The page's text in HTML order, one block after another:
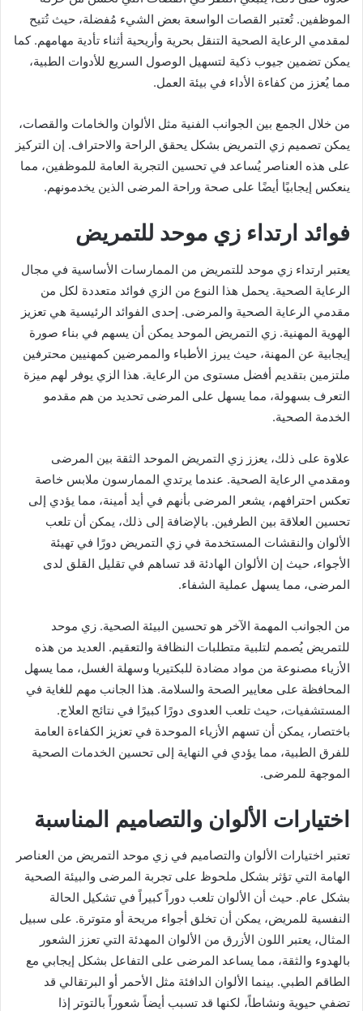
الموظفين. تُعتبر القصات الواسعة بعض الشيء مُفضلة، حيث تُتيح
لمقدمي الرعاية الصحية التنقل بحرية وأريحية أثناء تأدية مهامهم. كما
يمكن تضمين جيوب ذكية لتسهيل الوصول السريع للأدوات الطبية،
مما يُعزز من كفاءة الأداء في بيئة العمل.
من خلال الجمع بين الجوانب الفنية مثل الألوان والخامات والقصات،
يمكن تصميم زي التمريض بشكل يحقق الراحة والاحتراف. إن التركيز
على هذه العناصر يُساعد في تحسين التجربة العامة للموظفين، مما
ينعكس إيجابيًا أيضًا على صحة وراحة المرضى الذين يخدمونهم.
فوائد ارتداء زي موحد للتمريض
يعتبر ارتداء زي موحد للتمريض من الممارسات الأساسية في مجال
الرعاية الصحية. يحمل هذا النوع من الزي فوائد متعددة لكل من
مقدمي الرعاية الصحية والمرضى. إحدى الفوائد الرئيسية هي تعزيز
الهوية المهنية. زي التمريض الموحد يمكن أن يسهم في بناء صورة
إيجابية عن المهنة، حيث يبرز الأطباء والممرضين كمهنيين محترفين
ملتزمين بتقديم أفضل مستوى من الرعاية. هذا الزي يوفر لهم ميزة
التعرف بسهولة، مما يسهل على المرضى تحديد من هم مقدمو
الخدمة الصحية.
علاوة على ذلك، يعزز زي التمريض الموحد الثقة بين المرضى
ومقدمي الرعاية الصحية. عندما يرتدي الممارسون ملابس خاصة
تعكس احترافهم، يشعر المرضى بأنهم في أيد أمينة، مما يؤدي إلى
تحسين العلاقة بين الطرفين. بالإضافة إلى ذلك، يمكن أن تلعب
الألوان والنقشات المستخدمة في زي التمريض دورًا في تهيئة
الأجواء، حيث إن الألوان الهادئة قد تساهم في تقليل القلق لدى
المرضى، مما يسهل عملية الشفاء.
من الجوانب المهمة الآخر هو تحسين البيئة الصحية. زي موحد
للتمريض يُصمم لتلبية متطلبات النظافة والتعقيم. العديد من هذه
الأزياء مصنوعة من مواد مضادة للبكتيريا وسهلة الغسل، مما يسهل
المحافظة على معايير الصحة والسلامة. هذا الجانب مهم للغاية في
المستشفيات، حيث تلعب العدوى دورًا كبيرًا في نتائج العلاج.
باختصار، يمكن أن تسهم الأزياء الموحدة في تعزيز الكفاءة العامة
للفرق الطبية، مما يؤدي في النهاية إلى تحسين الخدمات الصحية
الموجهة للمرضى.
اختيارات الألوان والتصاميم المناسبة
تعتبر اختيارات الألوان والتصاميم في زي موحد التمريض من العناصر
الهامة التي تؤثر بشكل ملحوظ على تجربة المرضى والبيئة الصحية
بشكل عام. حيث أن الألوان تلعب دوراً كبيراً في تشكيل الحالة
النفسية للمريض، يمكن أن تخلق أجواء مريحة أو متوترة. على سبيل
المثال، يعتبر اللون الأزرق من الألوان المهدئة التي تعزز الشعور
بالهدوء والثقة، مما يساعد المرضى على التفاعل بشكل إيجابي مع
الطاقم الطبي. بينما الألوان الدافئة مثل الأحمر أو البرتقالي قد
تضفي حيوية ونشاطاً، لكنها قد تسبب أيضاً شعوراً بالتوتر إذا